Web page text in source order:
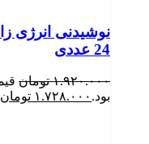
24 عددی
۱.۹۲۰.۰۰۰ تومان
بود. ۱.۷۲۸.۰۰۰ تومان